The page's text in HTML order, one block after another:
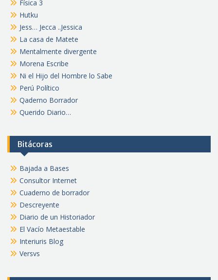
Física 3
Hutku
Jess… Jecca ..Jessica
La casa de Matete
Mentalmente divergente
Morena Escribe
Ni el Hijo del Hombre lo Sabe
Perú Político
Qaderno Borrador
Querido Diario…
Bitácoras
Bajada a Bases
Consultor Internet
Cuaderno de borrador
Descreyente
Diario de un Historiador
El Vacío Metaestable
Interiuris Blog
Versvs